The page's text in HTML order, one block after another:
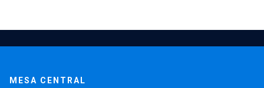
MESA CENTRAL